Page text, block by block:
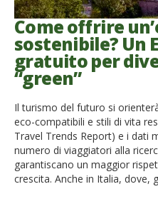
Come offrire
sostenibile? Un
gratuito per
“green”
Il turismo del futuro si
eco-compatibili e stili di vita
Travel Trends Report) e i dati
numero di viaggiatori alla
garantiscano un maggior
crescita. Anche in Italia, dove,